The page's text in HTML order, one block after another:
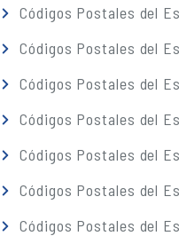
Códigos Postales del
Códigos Postales del
Códigos Postales del
Códigos Postales del
Códigos Postales del
Códigos Postales del
Códigos Postales del